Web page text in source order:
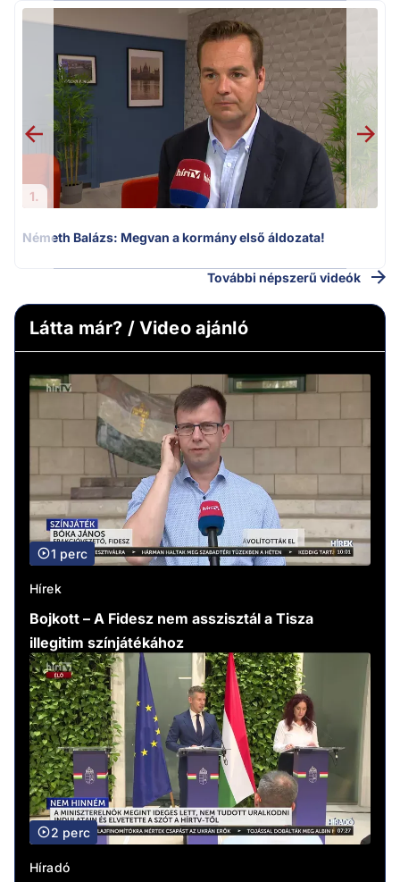
1.
Németh Balázs: Megvan a kormány első áldozata!
További népszerű videók
Látta már? / Video ajánló
1 perc
Hírek
Bojkott – A Fidesz nem asszisztál a Tisza
illegitim színjátékához
2 perc
Híradó